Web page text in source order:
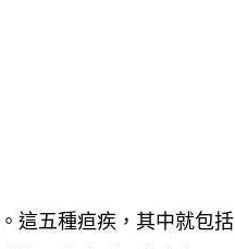
這五種疸疾，其中就包括